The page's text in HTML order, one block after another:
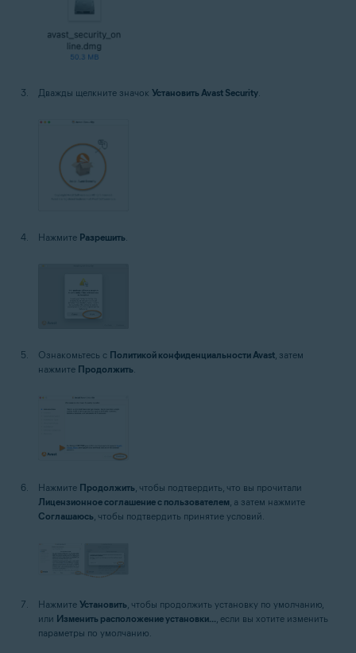
Дважды щелкните значок Установить Avast Security.
Нажмите Разрешить.
Ознакомьтесь с Политикой конфиденциальности Avast , затем
нажмите Продолжить
Нажмите Продолжить, чтобы подтвердить, что вы прочитали
Лицензионное соглашение с пользователем, а затем нажмите
Соглашаюсь, чтобы подтвердить принятие условий.
Нажмите Установить, чтобы продолжить установку по умолчанию,
или Изменить расположение установки..., если вы хотите изменить
параметры по умолчанию.